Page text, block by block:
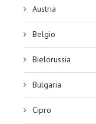
Austria
Belgio
Bielorussia
Bulgaria
Cipro